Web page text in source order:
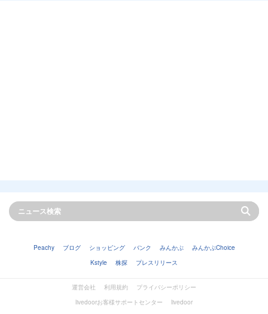
Peachy ブログ ショッピング バンク みんかぶ
みんかぶChoice
Kstyle
株探 プレスリリース
運営会社 利用規約
プライバシーポリシー
livedoorお客様サポートセンター
livedoor